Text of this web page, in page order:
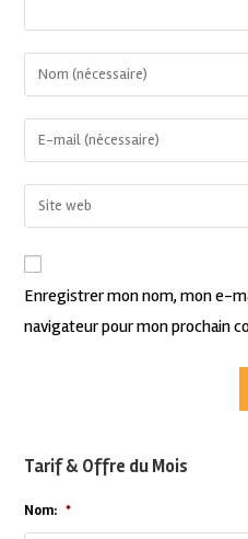
Enregistrer mon nom, mon e-
navigateur pour mon prochain
Tarif & Offre du Mois
Nom: *